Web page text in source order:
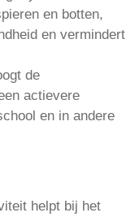
en botten,
en vermindert
de
actievere
en in andere
helpt bij het